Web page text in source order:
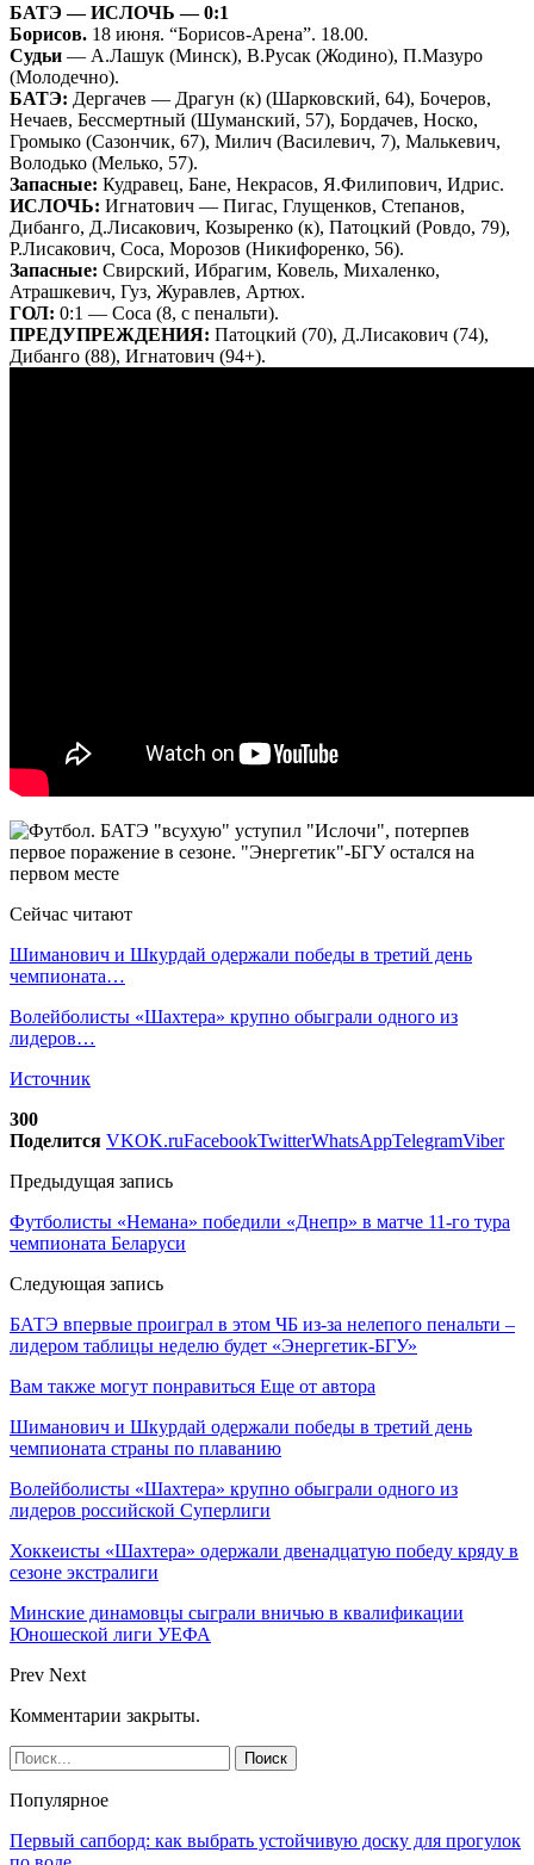
БАТЭ — ИСЛОЧЬ — 0:1
Борисов. 18 июня. “Борисов-Арена”. 18.00.
Судьи — А.Лашук (Минск), В.Русак (Жодино), П.Мазуро
(Молодечно).
БАТЭ: Дергачев — Драгун (к) (Шарковский, 64), Бочеров,
Нечаев, Бессмертный (Шуманский, 57), Бордачев, Носко,
Громыко (Сазончик, 67), Милич (Василевич, 7), Малькевич,
Володько (Мелько, 57).
Запасные: Кудравец, Бане, Некрасов, Я.Филипович, Идрис.
ИСЛОЧЬ: Игнатович — Пигас, Глущенков, Степанов,
Дибанго, Д.Лисакович, Козыренко (к), Патоцкий (Ровдо, 79),
Р.Лисакович, Соса, Морозов (Никифоренко, 56).
Запасные: Свирский, Ибрагим, Ковель, Михаленко,
Атрашкевич, Гуз, Журавлев, Артюх.
ГОЛ: 0:1 — Соса (8, с пенальти).
ПРЕДУПРЕЖДЕНИЯ: Патоцкий (70), Д.Лисакович (74),
Дибанго (88), Игнатович (94+).
Сейчас читают
Шиманович и Шкурдай одержали победы в третий день
чемпионата…
Волейболисты «Шахтера» крупно обыграли одного из
лидеров…
Источник
300
Поделится VKOK.ruFacebookTwitterWhatsAppTelegramViber
Предыдущая запись
Футболисты «Немана» победили «Днепр» в матче 11-го тура
чемпионата Беларуси
Следующая запись
БАТЭ впервые проиграл в этом ЧБ из-за нелепого пенальти –
лидером таблицы неделю будет «Энергетик-БГУ»
Вам также могут понравиться Еще от автора
Шиманович и Шкурдай одержали победы в третий день
чемпионата страны по плаванию
Волейболисты «Шахтера» крупно обыграли одного из
лидеров российской Суперлиги
Хоккеисты «Шахтера» одержали двенадцатую победу кряду в
сезоне экстралиги
Минские динамовцы сыграли вничью в квалификации
Юношеской лиги УЕФА
Prev Next
Комментарии закрыты.
Популярное
Первый сапборд: как выбрать устойчивую доску для прогулок